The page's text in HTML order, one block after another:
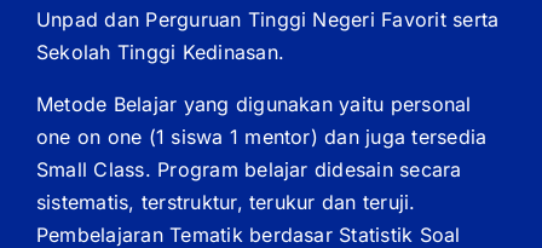
Unpad dan Perguruan Tinggi Negeri Favorit serta
Sekolah Tinggi Kedinasan.
Metode Belajar yang digunakan yaitu personal
one on one (1 siswa 1 mentor) dan juga tersedia
Small Class. Program belajar didesain secara
sistematis, terstruktur, terukur dan teruji.
Pembelajaran Tematik berdasar Statistik Soal